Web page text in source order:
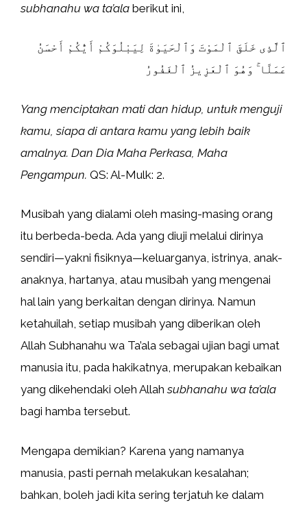
subhanahu wa ta’ala berikut ini,
ٱلَّذِى خَلَقَ ٱلْمَوْتَ وَٱلْحَيَوٰةَ لِيَبْلُوَكُمْ أَيُّكُمْ أَحْسَنُ
عَمَلًا ۚ وَهُوَ ٱلْعَزِيزُ ٱلْغَفُورُ
Yang menciptakan mati dan hidup, untuk menguji
kamu, siapa di antara kamu yang lebih baik
amalnya. Dan Dia Maha Perkasa, Maha
Pengampun. QS: Al-Mulk: 2.
Musibah yang dialami oleh masing-masing orang
itu berbeda-beda. Ada yang diuji melalui dirinya
sendiri—yakni fisiknya—keluarganya, istrinya, anak-
anaknya, hartanya, atau musibah yang mengenai
hal lain yang berkaitan dengan dirinya. Namun
ketahuilah, setiap musibah yang diberikan oleh
Allah Subhanahu wa Ta’ala sebagai ujian bagi umat
manusia itu, pada hakikatnya, merupakan kebaikan
yang dikehendaki oleh Allahsubhanahu wa ta’ala
bagi hamba tersebut.
Mengapa demikian? Karena yang namanya
manusia, pasti pernah melakukan kesalahan;
bahkan, boleh jadi kita sering terjatuh ke dalam